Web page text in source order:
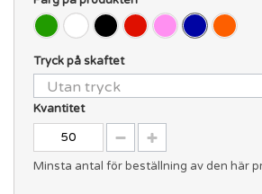
Tryck på skaftet
Kvantitet
Minsta antal för beställning av den här